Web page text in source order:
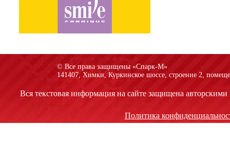
© Все права защищены «Спарк-M»
141407, Химки, Куркинское шоссе, строение 2,
Вся текстовая информация на сайте защищена
Политика